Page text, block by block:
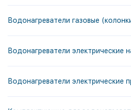
Водонагреватели газовые
Водонагреватели электрические
Водонагреватели электрические